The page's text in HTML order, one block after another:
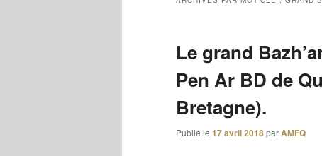
Le grand
Pen Ar BD de
Bretagne).
Publié le 17 avril 2018parAMFQ